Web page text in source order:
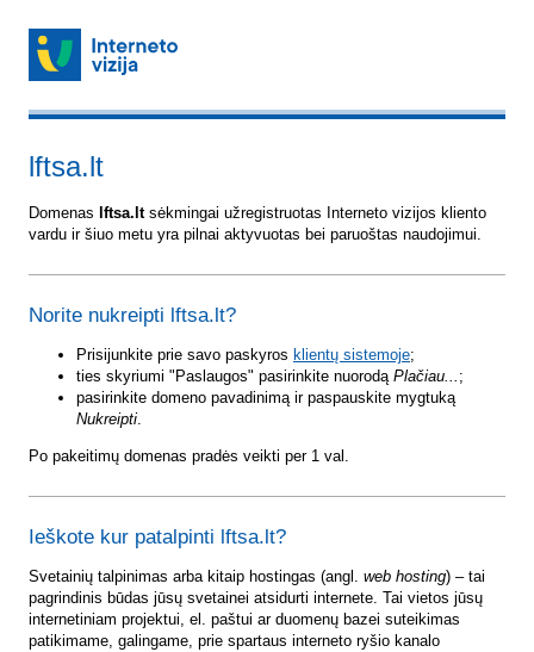
lftsa.lt
Domenas lftsa.ltsėkmingai užregistruotas Interneto vizijos kliento
vardu ir šiuo metu yra pilnai aktyvuotas bei paruoštas naudojimui.
Norite nukreipti lftsa.lt?
Prisijunkite prie savo paskyros klientų sistemoje;
ties skyriumi "Paslaugos" pasirinkite nuorodą Plačiau... ;
pasirinkite domeno pavadinimą ir paspauskite mygtuką
Nukreipti.
Po pakeitimų domenas pradės veikti per 1 val.
Ieškote kur patalpinti lftsa.lt?
Svetainių talpinimas arba kitaip hostingas (angl. web hosting) – tai
pagrindinis būdas jūsų svetainei atsidurti internete. Tai vietos jūsų
internetiniam projektui, el. paštui ar duomenų bazei suteikimas
patikimame, galingame, prie spartaus interneto ryšio kanalo